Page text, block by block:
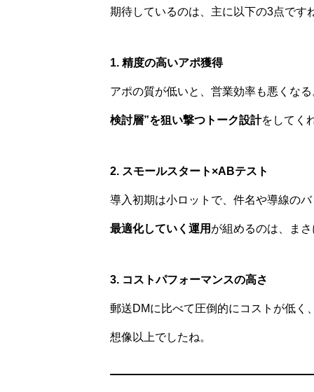
期待しているのは、主に以下の3点です
1. 精度の高いアポ獲得
アポの質が低いと、営業効率も悪くな
検討層”を狙い撃つトーク設計をしてく
2. スモールスタート×ABテスト
導入初期は小ロットで、件名や導線の
最適化していく運用 が組めるのは、ま
3. コストパフォーマンスの高さ
郵送DMに比べて圧倒的にコストが低く
想像以上でしたね。